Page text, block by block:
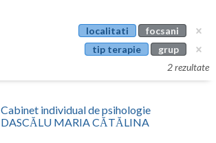
localitati
focsani
tip terapie
grup
2 rezultate
Cabinet individual de psihologie
DASCĂLU MARIA CĂTĂLINA